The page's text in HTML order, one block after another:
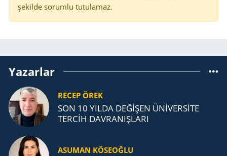
şekilde sorumlu tutulamaz.
Yazarlar
RECEP ÖREK
SON 10 YILDA DEĞİŞEN ÜNİVERSİTE
TERCİH DAVRANIŞLARI
ASUMAN KÖSEOĞLU